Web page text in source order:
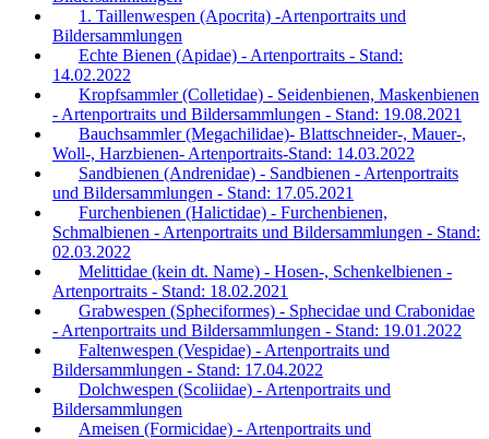
1. Taillenwespen (Apocrita) -Artenportraits und
Bildersammlungen
Echte Bienen (Apidae) - Artenportraits - Stand:
14.02.2022
Kropfsammler (Colletidae) - Seidenbienen, Maskenbienen
- Artenportraits und Bildersammlungen - Stand: 19.08.2021
Bauchsammler (Megachilidae)- Blattschneider-, Mauer-,
Woll-, Harzbienen- Artenportraits-Stand: 14.03.2022
Sandbienen (Andrenidae) - Sandbienen - Artenportraits
und Bildersammlungen - Stand: 17.05.2021
Furchenbienen (Halictidae) - Furchenbienen,
Schmalbienen - Artenportraits und Bildersammlungen - Stand:
02.03.2022
Melittidae (kein dt. Name) - Hosen-, Schenkelbienen -
Artenportraits - Stand: 18.02.2021
Grabwespen (Spheciformes) - Sphecidae und Crabonidae
- Artenportraits und Bildersammlungen - Stand: 19.01.2022
Faltenwespen (Vespidae) - Artenportraits und
Bildersammlungen - Stand: 17.04.2022
Dolchwespen (Scoliidae) - Artenportraits und
Bildersammlungen
Ameisen (Formicidae) - Artenportraits und